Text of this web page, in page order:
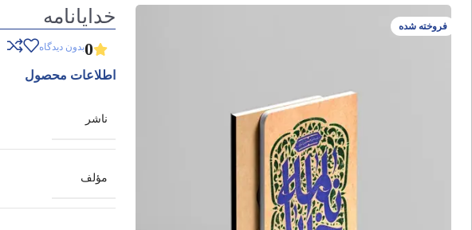
فروخته شده خدایانامه
0بدون دیدگاه
اطلاعات محصول
ناشر
مؤلف